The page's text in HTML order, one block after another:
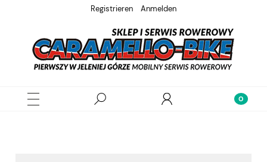
Registrieren Anmelden